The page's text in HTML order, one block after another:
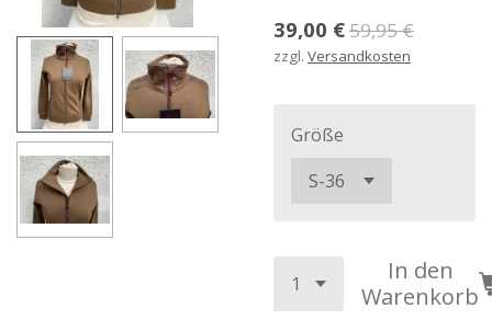
39,00 €59,95 €
zzgl. Versandkosten
Größe
In den
Warenkorb